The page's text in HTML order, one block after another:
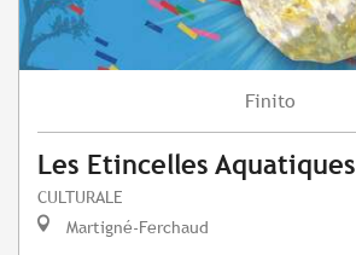
Finito
Les Etincelles Aquatiques
CULTURALE
Martigné-Ferchaud